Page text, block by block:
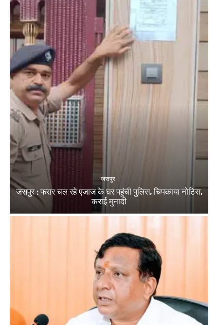
जसपुर
जसपुर : फरार चल रहे एजाज के घर पहुंची पुलिस, चिपकाया नोटिस,
कराई मुनादी